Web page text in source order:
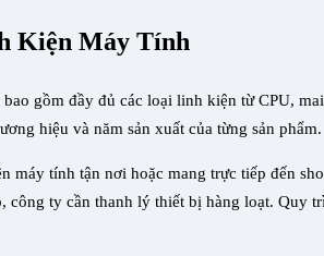
Kiện Máy Tính
gồm đầy đủ các loại linh kiện từ CPU,
hiệu và năm sản xuất của từng sản phẩm.​
máy tính tận nơi hoặc mang trực tiếp đến
ty cần thanh lý thiết bị hàng loạt.